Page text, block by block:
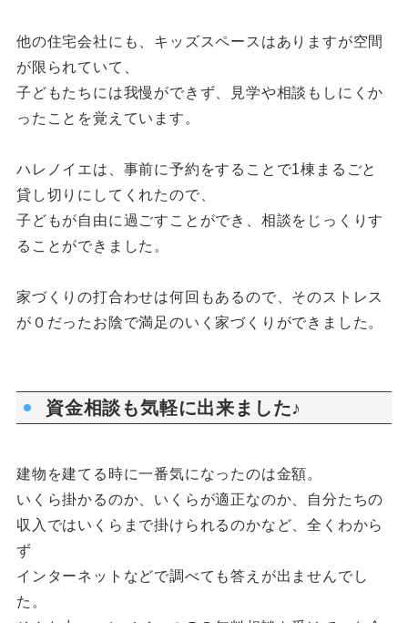
他の住宅会社にも、キッズスペースはありますが空間
が限られていて、
子どもたちには我慢ができず、見学や相談もしにくか
ったことを覚えています。
ハレノイエは、事前に予約をすることで1棟まるごと
貸し切りにしてくれたので、
子どもが自由に過ごすことができ、相談をじっくりす
ることができました。
家づくりの打合わせは何回もあるので、そのストレス
が０だったお陰で満足のいく家づくりができました。
資金相談も気軽に出来ました♪
建物を建てる時に一番気になったのは金額。
いくら掛かるのか、いくらが適正なのか、自分たちの
収入ではいくらまで掛けられるのかなど、全くわから
ず
インターネットなどで調べても答えが出ませんでし
た。